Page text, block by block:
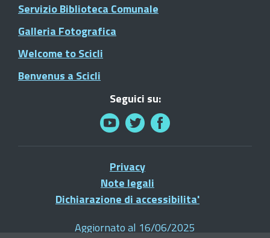
Servizio Biblioteca Comunale
Galleria Fotografica
Welcome to Scicli
Benvenus a Scicli
Seguici su:
Privacy
Note legali
Dichiarazione di accessibilita'
Aggiornato al 16/06/2025